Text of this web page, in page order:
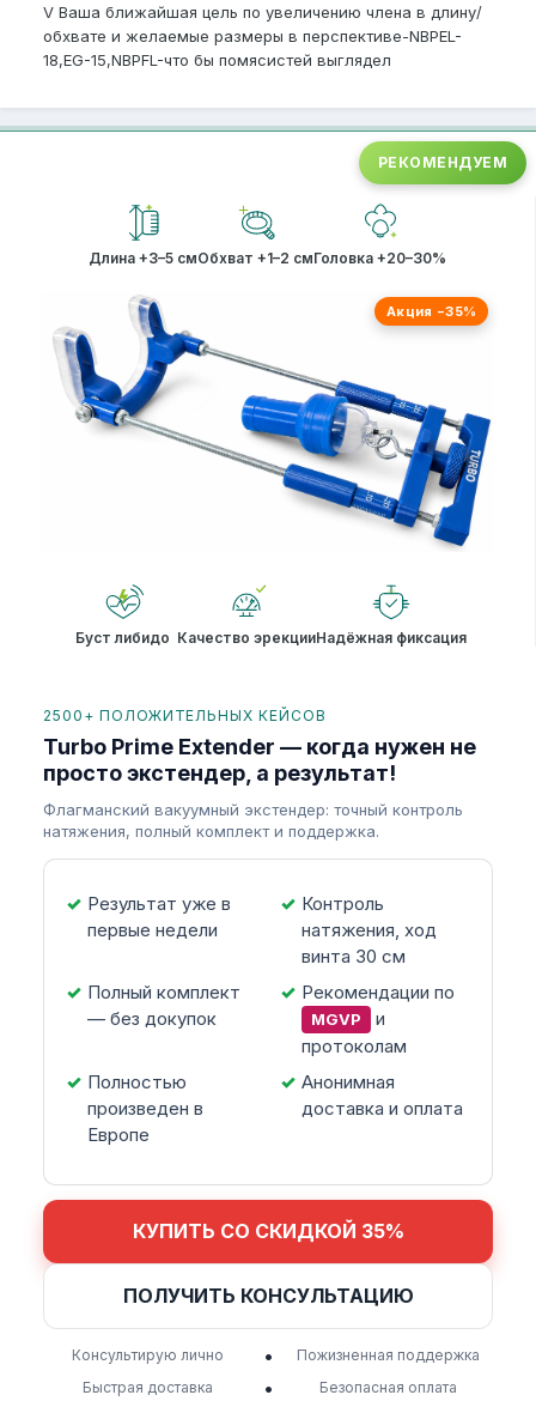
V Ваша ближайшая цель по увеличению члена в длину/
обхвате и желаемые размеры в перспективе-NBPEL-
18,EG-15,NBPFL-что бы помясистей выглядел
РЕКОМЕНДУЕМ
Длина +3–5 смОбхват +1–2 смГоловка +20–30%
Акция −35%
Буст либидо Качество эрекцииНадёжная фиксация
2500+ ПОЛОЖИТЕЛЬНЫХ КЕЙСОВ
Turbo Prime Extender — когда нужен не
просто экстендер, а результат!
Флагманский вакуумный экстендер: точный контроль
натяжения, полный комплект и поддержка.
Результат уже в
первые недели
Контроль
натяжения, ход
винта 30 см
Полный комплект
— без докупок
Рекомендации по
MGVP
и
протоколам
Полностью
произведен в
Европе
Анонимная
доставка и оплата
КУПИТЬ СО СКИДКОЙ 35%
ПОЛУЧИТЬ КОНСУЛЬТАЦИЮ
Консультирую лично •
Пожизненная поддержка
Быстрая доставка
• Безопасная оплата